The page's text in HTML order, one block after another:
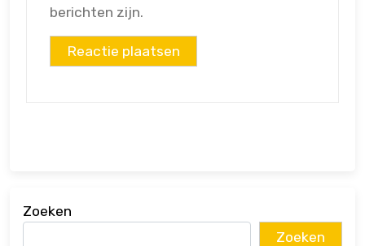
berichten zijn.
Zoeken
Zoeken